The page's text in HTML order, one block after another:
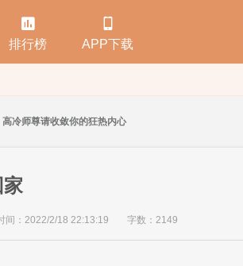

排行榜

APP下载
高冷师尊请收敛你的狂热内心
间：2022/2/18 22:13:19 字数：2149